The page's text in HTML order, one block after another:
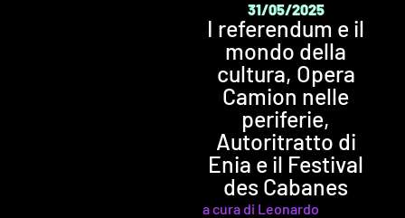
31/05/2025
I referendum e il
mondo della
cultura, Opera
Camion nelle
periferie,
Autoritratto di
Enia e il Festival
des Cabanes
a cura di Leonardo